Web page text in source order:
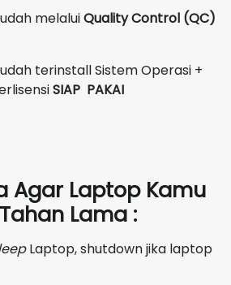
melaluiQuality Control (QC)
terinstall Sistem Operasi +
SIAP PAKAI
Agar Laptop Kamu
Lama :
Laptop, shutdown jika laptop